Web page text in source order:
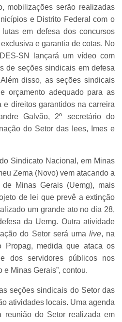
mobilizações serão realizadas
e Distrito Federal com o
em defesa dos concursos
e garantia de cotas. No
SN lançará um vídeo com
de seções sindicais em defesa
disso, as seções sindicais
orçamento adequado para as
e direitos garantidos na carreira
Galvão, 2º secretário do
do Setor das Iees, Imes e
Sindicato Nacional, em Minas
Zema (Novo) vem atacando a
Minas Gerais (Uemg), mais
de lei que prevê a extinção
um grande ato no dia 28,
da Uemg. Outra atividade
do Setor será uma live, na
Propag, medida que ataca os
dos servidores públicos nos
Minas Gerais”, contou.
seções sindicais do Setor das
atividades locais. Uma agenda
reunião do Setor realizada em